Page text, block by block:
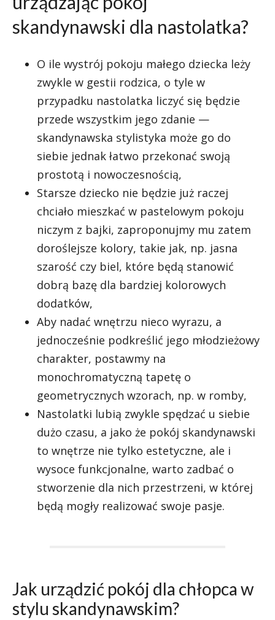
skandynawski dla nastolatka?
O ile wystrój pokoju małego dziecka leży
zwykle w gestii rodzica, o tyle w
przypadku nastolatka liczyć się będzie
przede wszystkim jego zdanie —
skandynawska stylistyka może go do
siebie jednak łatwo przekonać swoją
prostotą i nowoczesnością,
Starsze dziecko nie będzie już raczej
chciało mieszkać w pastelowym pokoju
niczym z bajki, zaproponujmy mu zatem
doroślejsze kolory, takie jak, np. jasna
szarość czy biel, które będą stanowić
dobrą bazę dla bardziej kolorowych
dodatków,
Aby nadać wnętrzu nieco wyrazu, a
jednocześnie podkreślić jego młodzieżowy
charakter, postawmy na
monochromatyczną tapetę o
geometrycznych wzorach, np. w romby,
Nastolatki lubią zwykle spędzać u siebie
dużo czasu, a jako że pokój skandynawski
to wnętrze nie tylko estetyczne, ale i
wysoce funkcjonalne, warto zadbać o
stworzenie dla nich przestrzeni, w której
będą mogły realizować swoje pasje.
Jak urządzić pokój dla chłopca w
stylu skandynawskim?